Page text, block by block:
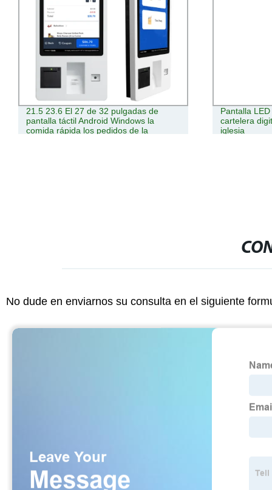
21.5 23.6 El 27 de 32 pulgadas de
pantalla táctil Android Windows la
comida rápida los pedidos de la
Pantalla
cartelera
iglesia
No dude en enviarnos su consulta en el siguiente